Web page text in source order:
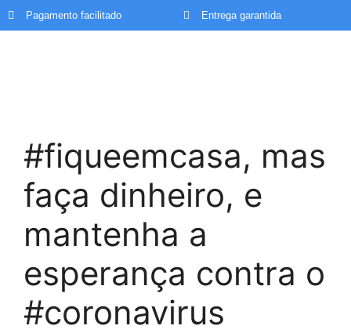
Pagamento facilitado Entrega garantida
#fiqueemcasa, mas
faça dinheiro, e
mantenha a
esperança contra o
#coronavirus